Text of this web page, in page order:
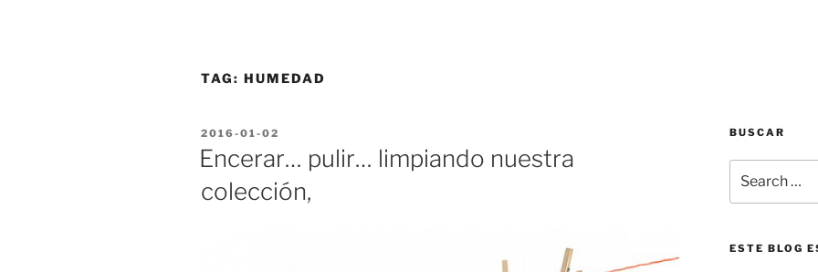
TAG: HUMEDAD
POSTED
ON
2016-01-02
Encerar… pulir… limpiando nuestra
colección,
BUSCAR
for:
ESTE BLOG